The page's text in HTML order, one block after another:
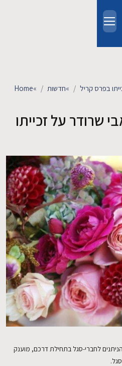
Home» חדשות» בפרס קריל
שרודר על זכייתו
לחברי-סגל בתחילת דרכם, מוענק